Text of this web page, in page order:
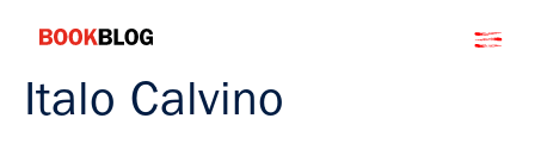
contenuto
Bookblog
Italo Calvino